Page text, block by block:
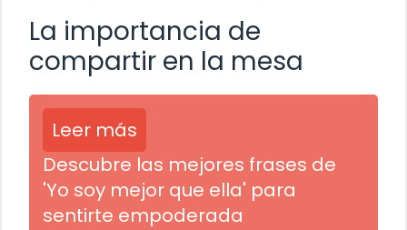
La importancia de
compartir en la mesa
Leer más
Descubre las mejores frases de
'Yo soy mejor que ella' para
sentirte empoderada